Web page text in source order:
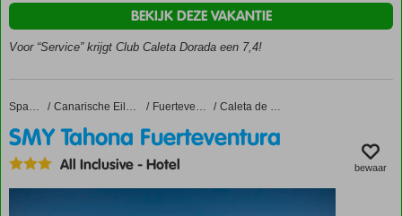
Op
1.5
van
het
strand
Golfbaan
op
Voor “Service” krijgt Club Caleta Dorada een 7,4!
BEKIJK DEZE VAKANTIE
Home Canarische Eilanden Fuerteventura Caleta de Fuste
SMY Tahona Fuerteventura
SMY Tahona Fuerteventura
All Inclusive-Hotel bewaar